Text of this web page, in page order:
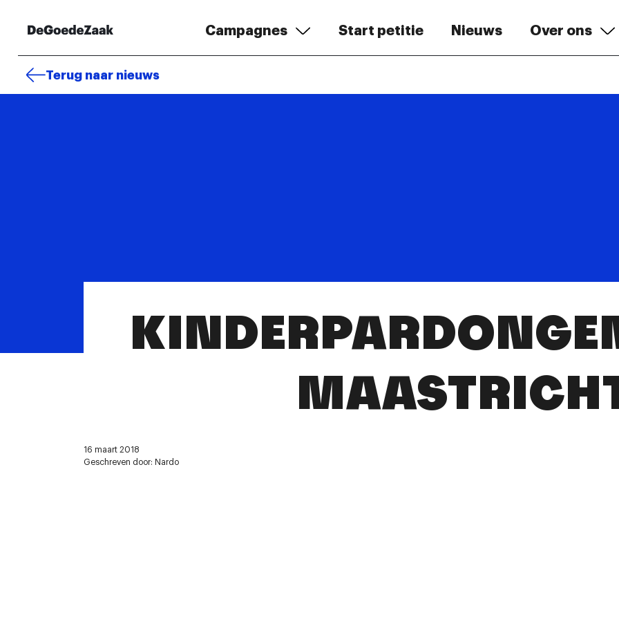
Campagnes Start petitie Nieuws Over ons
Terug naar nieuws
16 maart 2018
Geschreven door: Nardo